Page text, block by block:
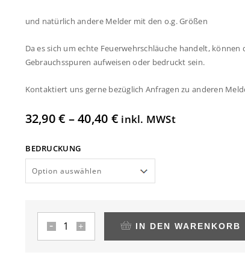
und natürlich andere Melder mit den o.g. Größen
Da es sich um echte Feuerwehrschläuche handelt, können
Gebrauchsspuren aufweisen oder bedruckt sein.
Kontaktiert uns gerne bezüglich Anfragen zu anderen
32,90€ –40,40 € inkl. MWSt
BEDRUCKUNG
Meldertasche
Winterberg
IN DEN WARENKORB